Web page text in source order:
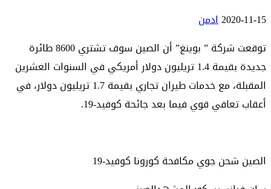
2020-11-15ادمن
توقعت شركة ” بوينغ” أن الصين سوف تشتري 8600 طائرة
جديدة بقيمة 1.4 تريليون دولار أمريكي في السنوات العشرين
المقبلة، مع خدمات طيران تجاري بقيمة 1.7 تريليون دولار، في
أعقاب تعافي قوي فيما بعد جائحة كوفيد-19.
الصين شحن جوي مكافحة كورونا كوفيد-19